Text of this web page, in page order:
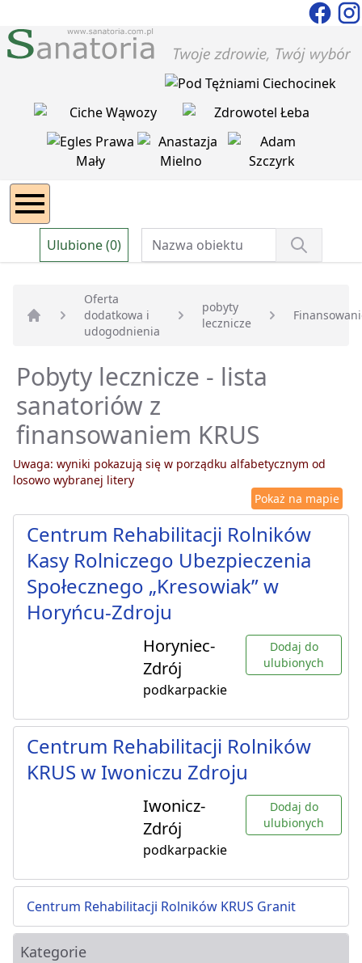
Ulubione (0)
Strona główna
Oferta
dodatkowa i
udogodnienia
pobyty
lecznicze
Pobyty lecznicze - lista
sanatoriów z
finansowaniem KRUS
Uwaga: wyniki pokazują się w porządku alfabetycznym od
losowo wybranej litery
Pokaż na mapie
Centrum Rehabilitacji Rolników
Kasy Rolniczego Ubezpieczenia
Społecznego „Kresowiak” w
Horyńcu-Zdroju
Horyniec-
Zdrój
podkarpackie
Dodaj do
ulubionych
Centrum Rehabilitacji Rolników
KRUS w Iwoniczu Zdroju
Iwonicz-
Zdrój
podkarpackie
Dodaj do
ulubionych
Centrum Rehabilitacji Rolników KRUS Granit
Kategorie